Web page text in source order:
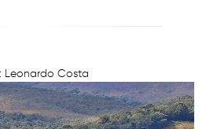
Leonardo Costa